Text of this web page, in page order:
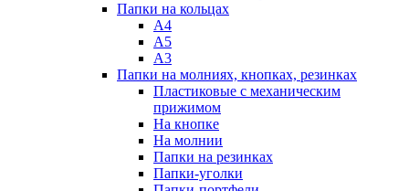
Папки на кольцах
А4
А5
А3
Папки на молниях, кнопках, резинках
Пластиковые с механическим
прижимом
На кнопке
На молнии
Папки на резинках
Папки-уголки